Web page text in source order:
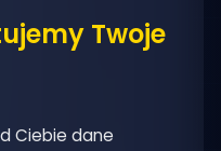
Twoje
Ciebie dane